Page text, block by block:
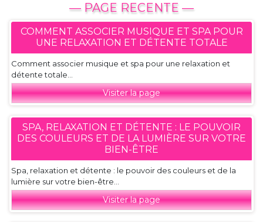
— PAGE RECENTE —
COMMENT ASSOCIER MUSIQUE ET SPA POUR
UNE RELAXATION ET DÉTENTE TOTALE
Comment associer musique et spa pour une relaxation et
détente totale...
Visiter la page
SPA, RELAXATION ET DÉTENTE : LE POUVOIR
DES COULEURS ET DE LA LUMIÈRE SUR VOTRE
BIEN-ÊTRE
Spa, relaxation et détente : le pouvoir des couleurs et de la
lumière sur votre bien-être...
Visiter la page